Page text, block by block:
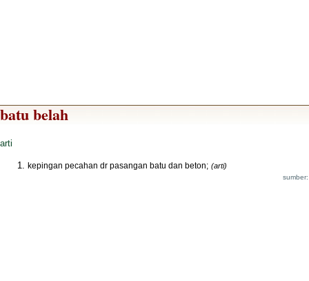
batu belah
arti
kepingan pecahan dr pasangan batu dan beton; (arti)